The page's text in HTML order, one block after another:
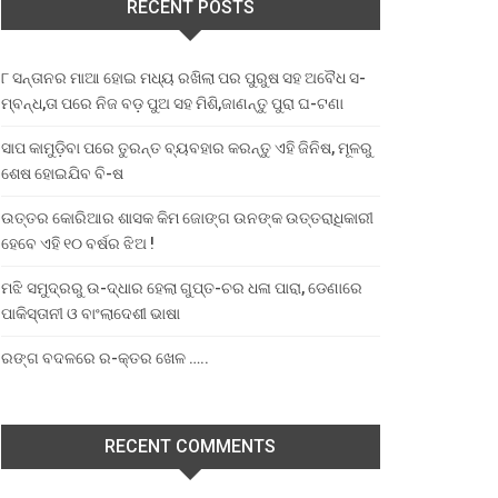
RECENT POSTS
୮ ସନ୍ତାନର ମାଆ ହୋଇ ମଧ୍ୟ ରଖିଲା ପର ପୁରୁଷ ସହ ଅବୈଧ ସ-
ମ୍ବନ୍ଧ,ତା ପରେ ନିଜ ବଡ଼ ପୁଅ ସହ ମିଶି,ଜାଣନ୍ତୁ ପୁରା ଘ-ଟଣା
ସାପ କାମୁଡ଼ିବା ପରେ ତୁରନ୍ତ ବ୍ୟବହାର କରନ୍ତୁ ଏହି ଜିନିଷ, ମୂଳରୁ
ଶେଷ ହୋଇଯିବ ବି-ଷ
ଉତ୍ତର କୋରିଆର ଶାସକ କିମ ଜୋଙ୍ଗ ଉନଙ୍କ ଉତ୍ତରାଧିକାରୀ
ହେବେ ଏହି ୧୦ ବର୍ଷର ଝିଅ !
ମଝି ସମୁଦ୍ରରୁ ଉ-ଦ୍ଧାର ହେଲା ଗୁପ୍ତ-ଚର ଧଳା ପାରା, ଡେଣାରେ
ପାକିସ୍ତାନୀ ଓ ବାଂଲାଦେଶୀ ଭାଷା
ରଙ୍ଗ ବଦଳରେ ର-କ୍ତର ଖେଳ …..
RECENT COMMENTS